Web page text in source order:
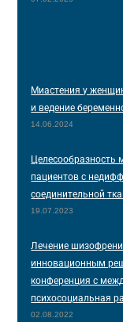
Миастения у
и ведение
14.06.2024
Целесообразность
пациентов с
соединительной
19.07.2023
Лечение
инновационным
конференция с
психосоциальная
02.08.2022